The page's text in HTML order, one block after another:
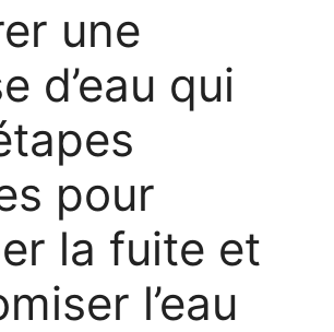
une
d’eau qui
pour
la fuite et
l’eau